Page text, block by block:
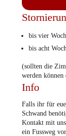
bis vier
bis acht
(sollten die
werden
Info
Falls ihr für
Schwand
Kontakt mit
ein Fussweg